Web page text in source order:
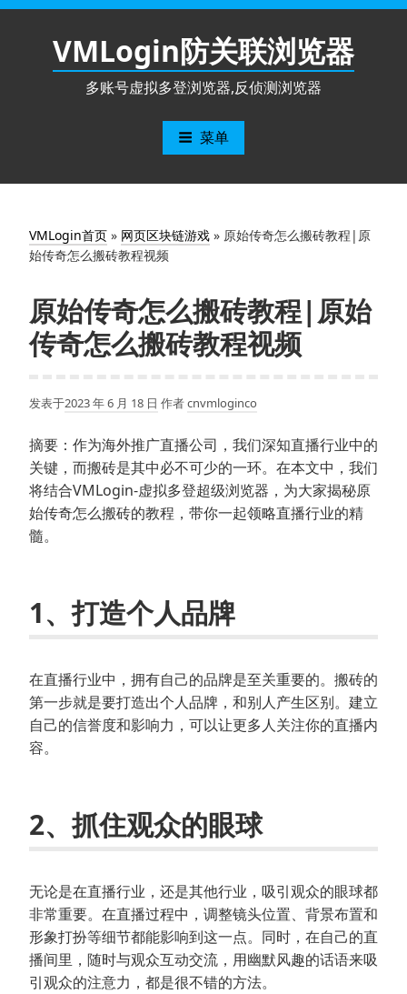
跳
VMLogin防关联浏览器
多账号虚拟多登浏览器,反侦测浏览器
菜单
VMLogin首页 » 网页区块链游戏 » 原始传奇怎么搬砖教程|原
始传奇怎么搬砖教程视频
原始传奇怎么搬砖教程|原始
传奇怎么搬砖教程视频
发表于2023 年 6 月 18 日 作者cnvmloginco
摘要：作为海外推广直播公司，我们深知直播行业中的
关键，而搬砖是其中必不可少的一环。在本文中，我们
将结合VMLogin-虚拟多登超级浏览器，为大家揭秘原
始传奇怎么搬砖的教程，带你一起领略直播行业的精
髓。
1、打造个人品牌
在直播行业中，拥有自己的品牌是至关重要的。搬砖的
第一步就是要打造出个人品牌，和别人产生区别。建立
自己的信誉度和影响力，可以让更多人关注你的直播内
容。
2、抓住观众的眼球
无论是在直播行业，还是其他行业，吸引观众的眼球都
非常重要。在直播过程中，调整镜头位置、背景布置和
形象打扮等细节都能影响到这一点。同时，在自己的直
播间里，随时与观众互动交流，用幽默风趣的话语来吸
引观众的注意力，都是很不错的方法。